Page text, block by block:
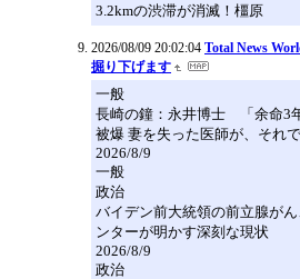
3.2kmの渋滞が消滅！橿原
2026/08/09 20:02:04 Total News
掘り下げます
一般
長崎の鐘：永井博士 「余命3
被爆 妻を失った医師が、それ
2026/8/9
一般
政治
バイデン前大統領の前立腺が
ンターが明かす深刻な現状
2026/8/9
政治